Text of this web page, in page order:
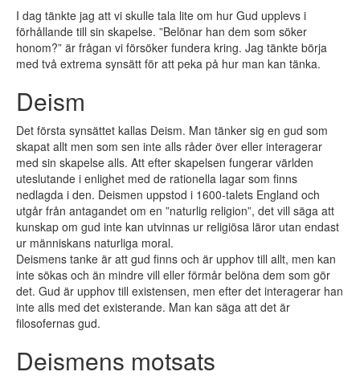
I dag tänkte jag att vi skulle tala lite om hur Gud upplevs i
förhållande till sin skapelse. ”Belönar han dem som söker
honom?” är frågan vi försöker fundera kring. Jag tänkte börja
med två extrema synsätt för att peka på hur man kan tänka.
Deism
Det första synsättet kallas Deism. Man tänker sig en gud som
skapat allt men som sen inte alls råder över eller interagerar
med sin skapelse alls. Att efter skapelsen fungerar världen
uteslutande i enlighet med de rationella lagar som finns
nedlagda i den. Deismen uppstod i 1600-talets England och
utgår från antagandet om en ”naturlig religion”, det vill säga att
kunskap om gud inte kan utvinnas ur religiösa läror utan endast
ur människans naturliga moral.
Deismens tanke är att gud finns och är upphov till allt, men kan
inte sökas och än mindre vill eller förmår belöna dem som gör
det. Gud är upphov till existensen, men efter det interagerar han
inte alls med det existerande. Man kan säga att det är
filosofernas gud.
Deismens motsats